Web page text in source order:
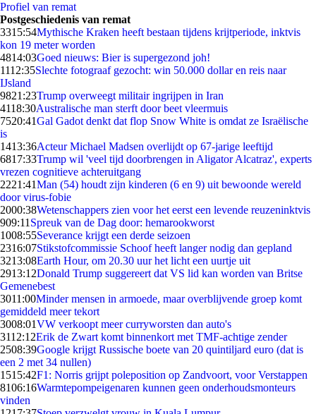
Profiel van remat
Postgeschiedenis van remat
3315:54Mythische Kraken heeft bestaan tijdens krijtperiode, inktvis
kon 19 meter worden
4814:03Goed nieuws: Bier is supergezond joh!
1112:35Slechte fotograaf gezocht: win 50.000 dollar en reis naar
IJsland
9821:23Trump overweegt militair ingrijpen in Iran
4118:30Australische man sterft door beet vleermuis
7520:41Gal Gadot denkt dat flop Snow White is omdat ze Israëlische
is
1413:36Acteur Michael Madsen overlijdt op 67-jarige leeftijd
6817:33Trump wil 'veel tijd doorbrengen in Aligator Alcatraz', experts
vrezen cognitieve achteruitgang
2221:41Man (54) houdt zijn kinderen (6 en 9) uit bewoonde wereld
door virus-fobie
2000:38Wetenschappers zien voor het eerst een levende reuzeninktvis
909:11 Spreuk van de Dag door: hemarookworst
1008:55Severance krijgt een derde seizoen
2316:07Stikstofcommissie Schoof heeft langer nodig dan gepland
3213:08Earth Hour, om 20.30 uur het licht een uurtje uit
2913:12Donald Trump suggereert dat VS lid kan worden van Britse
Gemenebest
3011:00Minder mensen in armoede, maar overblijvende groep komt
gemiddeld meer tekort
3008:01VW verkoopt meer curryworsten dan auto's
3112:12Erik de Zwart komt binnenkort met TMF-achtige zender
2508:39Google krijgt Russische boete van 20 quintiljard euro (dat is
een 2 met 34 nullen)
1515:42F1: Norris grijpt poleposition op Zandvoort, voor Verstappen
8106:16Warmtepompeigenaren kunnen geen onderhoudsmonteurs
vinden